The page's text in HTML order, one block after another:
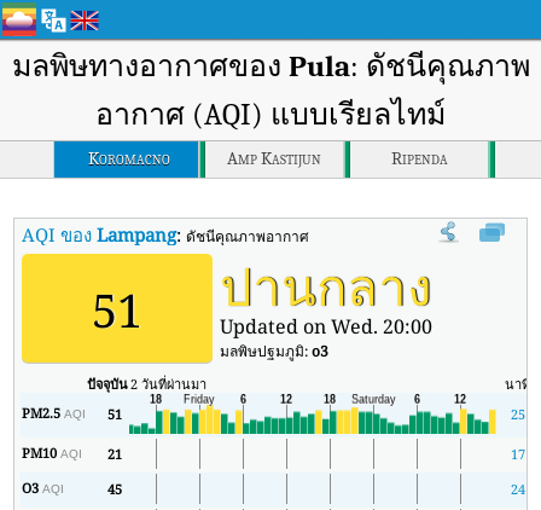
มลพิษทางอากาศของ Pula: ดัชนีคุณภาพ
อากาศ (AQI) แบบเรียลไทม์
Koromacno Amp Kastijun Ripenda
AQI ของLampang:ดัชนีคุณภาพอากาศ (AQI) แบบเรียลไทม์ของ Lampang
51 ปานกลาง
Updated on Wed. 20:00
มลพิษปฐมภูมิ:o3
ปัจจุบัน2 วันที่ผ่านมา นาที
PM2.5AQI 51 25
PM10AQI 21
17
O3AQI 45
24